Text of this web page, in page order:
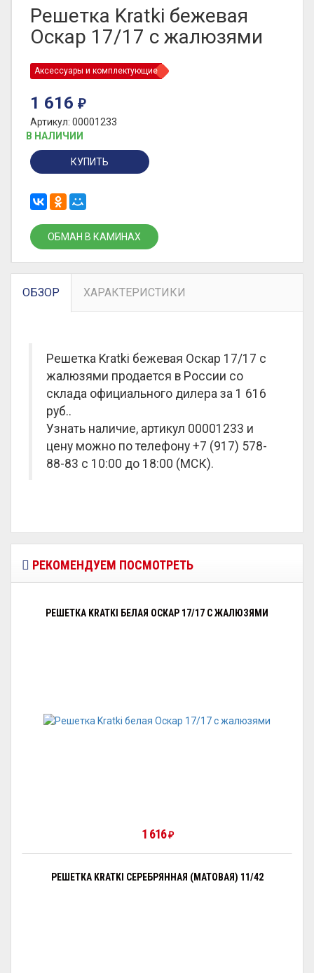
Решетка Kratki бежевая
Оскар 17/17 с жалюзями
Аксессуары и комплектующие
1 616 ₽
Артикул: 00001233
В НАЛИЧИИ
КУПИТЬ
ОБМАН В КАМИНАХ
ОБЗОР ХАРАКТЕРИСТИКИ
Решетка Kratki бежевая Оскар 17/17 с
жалюзями продается в России со
склада официального дилера за 1 616
руб..
Узнать наличие, артикул 00001233 и
цену можно по телефону +7 (917) 578-
88-83 с 10:00 до 18:00 (МСК).
РЕКОМЕНДУЕМ ПОСМОТРЕТЬ
РЕШЕТКА KRATKI БЕЛАЯ ОСКАР 17/17 С ЖАЛЮЗЯМИ
1 616₽
РЕШЕТКА KRATKI СЕРЕБРЯННАЯ (МАТОВАЯ) 11/42